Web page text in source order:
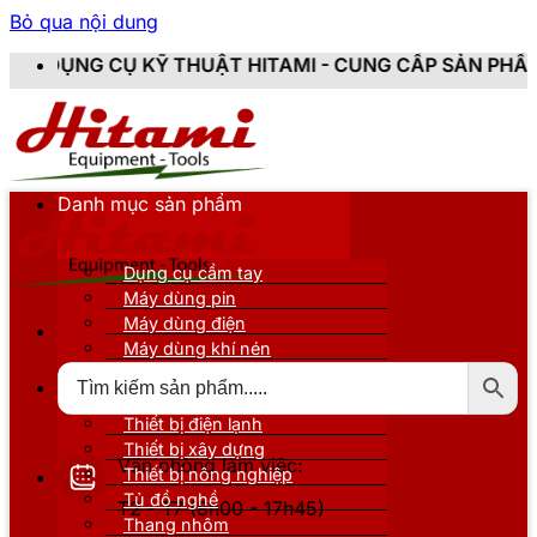
Bỏ qua nội dung
THUẬT HITAMI - CUNG CẤP SẢN PHẨM CHÍNH
Văn phòng làm việc:
T2 - T7 (8h00 - 17h45)
Danh mục sản phẩm
Dụng cụ cầm tay
Máy dùng pin
Máy dùng điện
Máy dùng khí nén
Thiết bị nâng đỡ
Thiết bị điện lạnh
Thiết bị xây dựng
Thiết bị nông nghiệp
Tủ đồ nghề
Thang nhôm